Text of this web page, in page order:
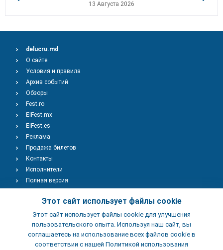
13 Августа 2026
Этот сайт использует файлы cookie
Этот сайт использует файлы cookie для улучшения
пользовательского опыта. Используя наш сайт, вы
соглашаетесь на использование всех файлов cookie в
соответствии с нашей Политикой использования
delucru.md
О сайте
Условия и правила
Архив событий
Обзоры
Fest.ro
ElFest.mx
ElFest.es
Реклама
Продажа билетов
Контакты
Исполнители
Полная версия
Добавить Событие